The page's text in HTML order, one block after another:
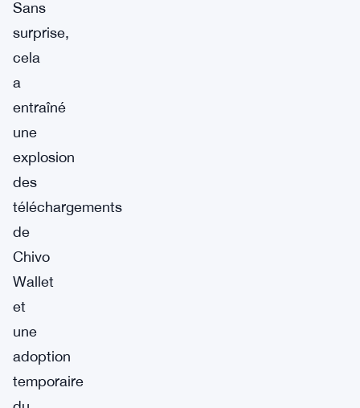
Sans
surprise,
cela
a
entraîné
une
explosion
des
téléchargements
de
Chivo
Wallet
et
une
adoption
temporaire